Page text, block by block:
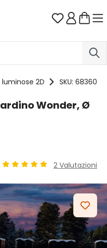
Hai 0
luminose 2D SKU: 68360
Wonder, Ø
2 Valutazioni